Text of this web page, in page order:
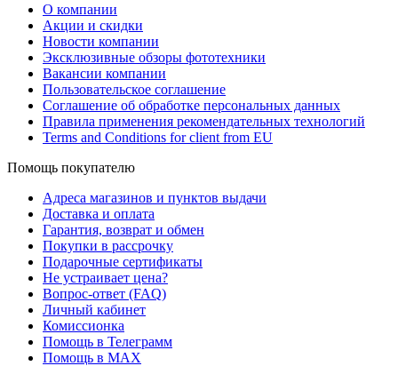
О компании
Акции и скидки
Новости компании
Эксклюзивные обзоры фототехники
Вакансии компании
Пользовательское соглашение
Соглашение об обработке персональных данных
Правила применения рекомендательных технологий
Terms and Conditions for client from EU
Помощь покупателю
Адреса магазинов и пунктов выдачи
Доставка и оплата
Гарантия, возврат и обмен
Покупки в рассрочку
Подарочные сертификаты
Не устраивает цена?
Вопрос-ответ (FAQ)
Личный кабинет
Комиссионка
Помощь в Телеграмм
Помощь в MAX